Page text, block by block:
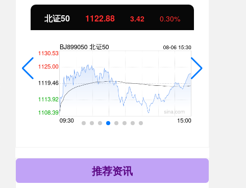
北证50 1122.88 3.42 0.30%
推荐资讯